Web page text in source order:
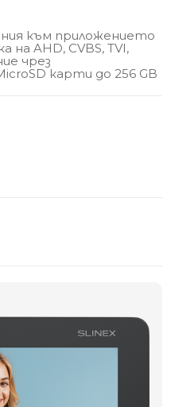
към приложението
на AHD, CVBS, TVI,
чрез
карти до 256 GB